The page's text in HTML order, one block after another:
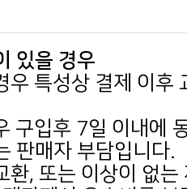
있을 경우
판매자 부담입니다.